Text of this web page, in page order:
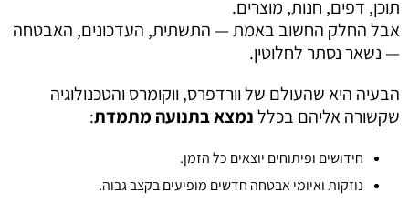
תוכן, דפים, חנות, מוצרים.
אבל החלק החשוב באמת — התשתית, העדכונים, האבטחה
— נשאר נסתר לחלוטין.
הבעיה היא שהעולם של וורדפרס, ווקומרס והטכנולוגיה
שקשורה אליהם בכללנמצא בתנועה מתמדת:
חידושים ופיתוחים יוצאים כל הזמן.
נוזקות ואיומי אבטחה חדשים מופיעים בקצב גבוה.